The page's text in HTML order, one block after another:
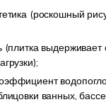
(роскошный
(плитка
ванных,